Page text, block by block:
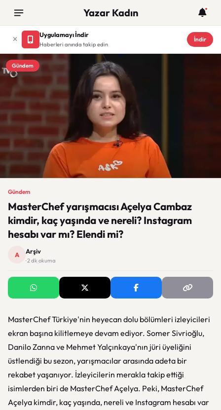
Yazar Kadın
Uygulamayı İndir
Haberleri anında takip edin
İndir
Gündem
Gündem
MasterChef yarışmacısı Açelya Cambaz
kimdir, kaç yaşında ve nereli? Instagram
hesabı var mı? Elendi mi?
A Arşiv
· 2 dk okuma
MasterChef Türkiye'nin heyecan dolu bölümleri izleyicileri
ekran başına kilitlemeye devam ediyor. Somer Sivrioğlu,
Danilo Zanna ve Mehmet Yalçınkaya'nın jüri üyeliğini
üstlendiği bu sezon, yarışmacılar arasında adeta bir
rekabet yaşanıyor. İzleyicilerin merakla takip ettiği
isimlerden biri de MasterChef Açelya. Peki, MasterChef
Açelya kimdir, kaç yaşında, nereli ve Instagram hesabı var